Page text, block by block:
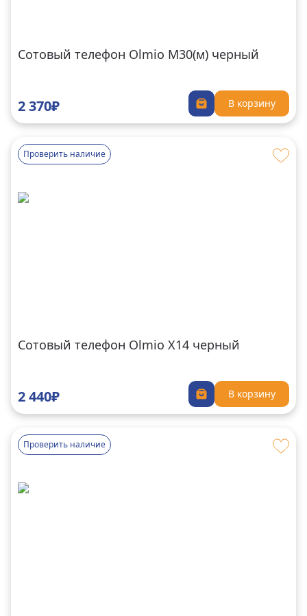
Сотовый телефон Olmio M30(м) черный
2 370₽ В корзину
Проверить наличие
Сотовый телефон Olmio X14 черный
2 440₽ В корзину
Проверить наличие